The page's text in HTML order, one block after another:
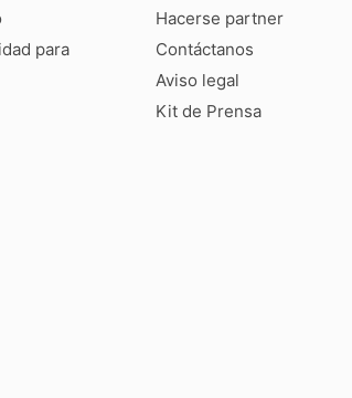
para
Hacerse partner
Contáctanos
Aviso legal
Kit de Prensa